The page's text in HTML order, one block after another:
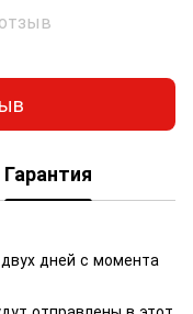
Гарантия
дней с момента